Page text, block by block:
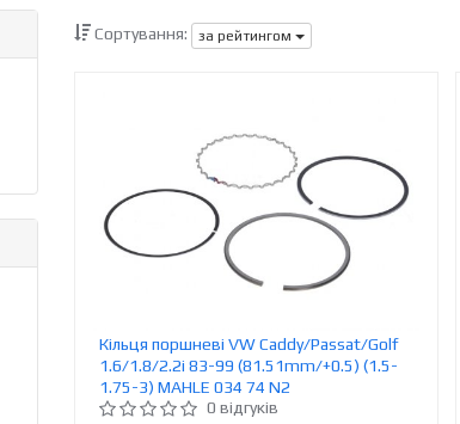
Сортування: за рейтингом
Кільця поршневі VW Caddy/Passat/Golf
1.6/1.8/2.2i 83-99 (81.51mm/+0.5) (1.5-
1.75-3) MAHLE 034 74 N2
0 відгуків